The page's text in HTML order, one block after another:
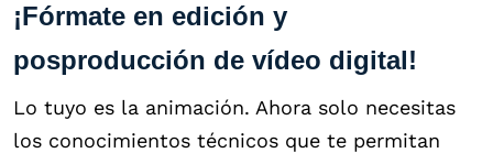
¡Fórmate en edición y
posproducción de vídeo digital!
Lo tuyo es la animación. Ahora solo necesitas
los conocimientos técnicos que te permitan